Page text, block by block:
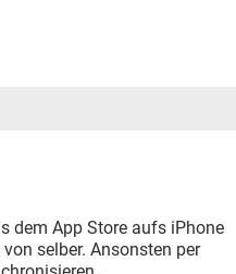
dem App Store aufs iPhone
selber. Ansonsten per